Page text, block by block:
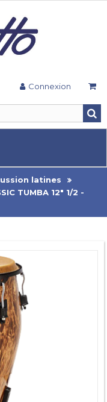
Connexion
latines
TUMBA 12" 1/2 -